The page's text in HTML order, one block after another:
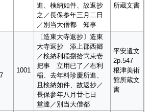
進、検納如件、故返抄
之／長保参年三月二日
／別当大僧都 知事
所蔵文書
1001
〔造東大寺返抄〕造東
大寺返抄 添上郡西郷
／検納利稲捌拾弐束壱
把事 立用已了／右利
稲、去年料珍慶所進、
且検納如件、故返抄／
長保参年八月廿七日
堂達／別当大僧都
平安遺文
2p.547
根津美術
館所蔵文
書